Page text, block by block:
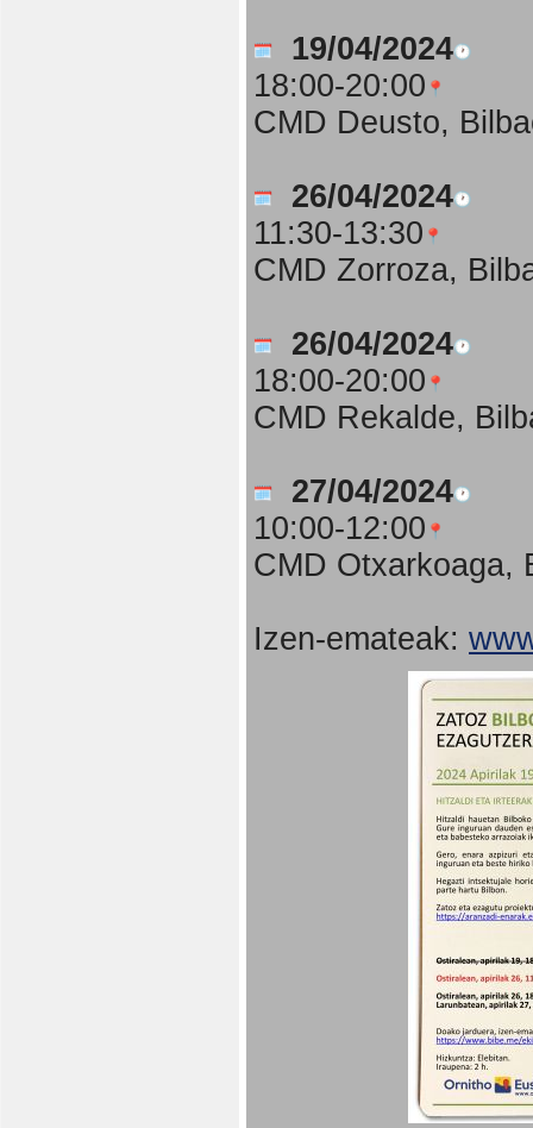
19/04/2024
18:00-20:00
CMD Deusto,
26/04/2024
11:30-13:30
CMD Zorroza,
26/04/2024
18:00-20:00
CMD Rekalde,
27/04/2024
10:00-12:00
CMD Otxarkoaga,
Izen-emateak: